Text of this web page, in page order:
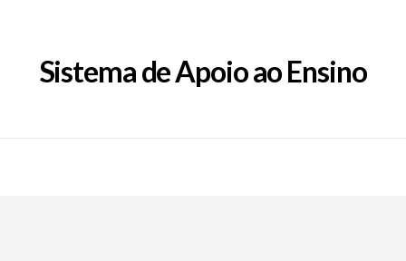
Sistema de Apoio ao Ensino